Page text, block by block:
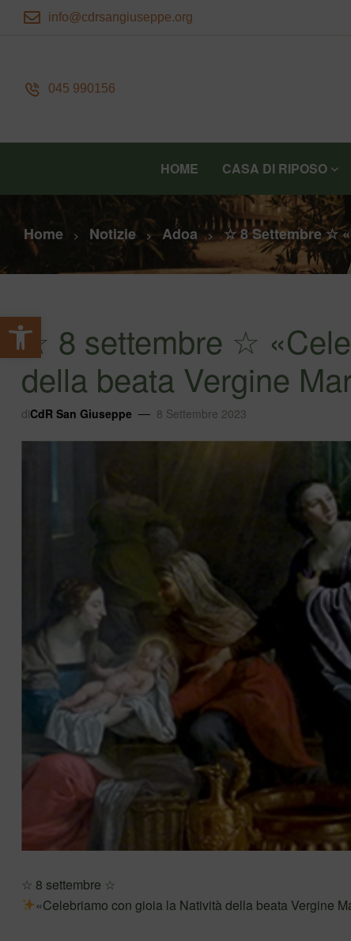
Apri la barra degli strumenti
info@cdrsangiuseppe.org
045 990156
HOME CASA DI RIPOSO
Home > Notizie > Adoa > ☆ 8 Settembre ☆
☆ 8 settembre ☆
della beata Vergine
diCdR San Giuseppe 8 Settembre 2023
☆ 8 settembre ☆
«Celebriamo con gioia la Natività della beata Vergine